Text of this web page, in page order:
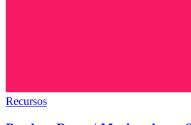
Recursos